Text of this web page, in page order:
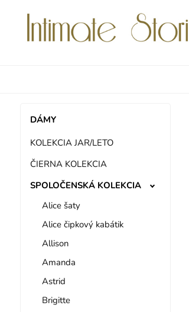
DÁMY
KOLEKCIA JAR/LETO
ČIERNA KOLEKCIA
SPOLOČENSKÁ KOLEKCIA
Alice šaty
Alice čipkový kabátik
Allison
Amanda
Astrid
Brigitte